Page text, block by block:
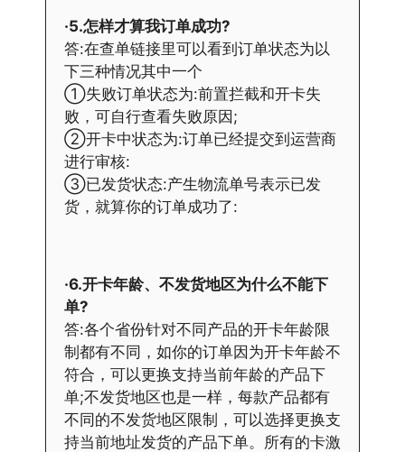
·5.怎样才算我订单成功?
答:在查单链接里可以看到订单状态为以
下三种情况其中一个
①失败订单状态为:前置拦截和开卡失
败，可自行查看失败原因;
②开卡中状态为:订单已经提交到运营商
进行审核:
③已发货状态:产生物流单号表示已发
货，就算你的订单成功了:
·6.开卡年龄、不发货地区为什么不能下
单?
答:各个省份针对不同产品的开卡年龄限
制都有不同，如你的订单因为开卡年龄不
符合，可以更换支持当前年龄的产品下
单;不发货地区也是一样，每款产品都有
不同的不发货地区限制，可以选择更换支
持当前地址发货的产品下单。所有的卡激